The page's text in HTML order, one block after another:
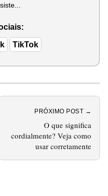
TikTok
PRÓXIMO POST →
O que significa
cordialmente? Veja como
usar corretamente